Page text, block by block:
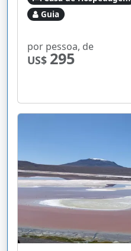
Guia
por pessoa, de
US$ 295